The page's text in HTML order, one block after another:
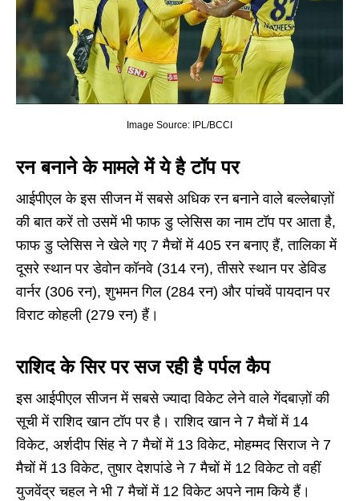
Image Source: IPL/BCCI
रन बनाने के मामले में ये है टॉप पर
आईपीएल के इस सीजन में सबसे अधिक रन बनाने वाले बल्लेबाज़ों
की बात करें तो उसमें भी फाफ डु प्लेसिस का नाम टॉप पर आता है,
फाफ डु प्लेसिस ने खेले गए 7 मैचों में 405 रन बनाए हैं, तालिका में
दूसरे स्थान पर डेवोन कॉनवे (314 रन), तीसरे स्थान पर डेविड
वार्नर (306 रन), शुभमन गिल (284 रन) और पांचवें पायदान पर
विराट कोहली (279 रन) हैं।
राशिद के सिर पर सज रही है पर्पल कैप
इस आईपीएल सीजन में सबसे ज्यादा विकेट लेने वाले गेंदबाज़ों की
सूची में राशिद खान टॉप पर है। राशिद खान ने 7 मैचों में 14
विकेट, अर्शदीप सिंह ने 7 मैचों में 13 विकेट, मोहम्मद सिराज ने 7
मैचों में 13 विकेट, तुषार देशपांडे ने 7 मैचों में 12 विकेट तो वहीं
युजवेंद्र चहल ने भी 7 मैचों में 12 विकेट अपने नाम किये हैं।